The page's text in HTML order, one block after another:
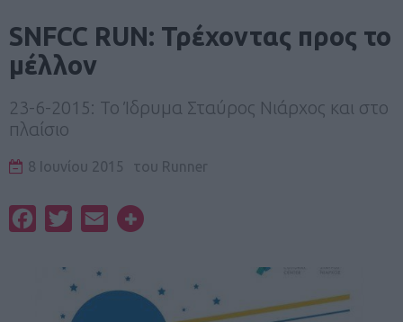
SNFCC RUN: Τρέχοντας προς το
μέλλον
23-6-2015: Το Ίδρυμα Σταύρος Νιάρχος και στο
πλαίσιο
8 Ιουνίου 2015 του Runner
FacebookTwitterEmail